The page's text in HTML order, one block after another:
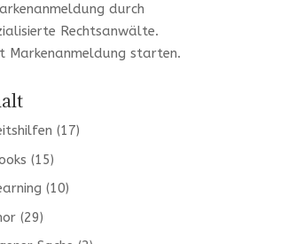
durch
Rechtsanwälte.
Markenanmeldung starten.
(17)
(15)
(10)
(29)